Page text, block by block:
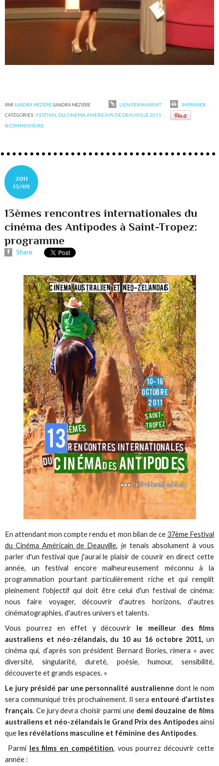
PARSANDRA MÉZIÈRESANDRA MÉZIÈRE LIEN PERMANENT
IMPRIMER
CATÉGORIES : FESTIVAL DU CINEMA AMERICAIN DE DEAUVILLE 2011
0COMMENTAIRE
2011
13/09
13èmes rencontres internationales du
cinéma des Antipodes à Saint-Tropez:
programme
Share
En attendant mon compte rendu et mon bilan de ce 37ème Festival
du Cinéma Américain de Deauville, je tenais absolument à vous
parler d'un festival que j'aurai le plaisir de couvrir en direct cette
année, un festival encore malheureusement méconnu à la
programmation pourtant particulièrement riche et qui remplit
pleinement l'objectif qui doit être celui d'un festival de cinéma:
nous faire voyager, découvrir d'autres horizons, d'autres
cinématographies, d'autres univers et talents.
Vous pourrez en effet y découvrir le meilleur des films
australiens et néo-zélandais, du 10 au 16 octobre 2011, un
cinéma qui, d’après son président Bernard Bories, rimera « avec
diversité, singularité, dureté, poésie, humour, sensibilité,
découverte et grands espaces. »
Le jury présidé par une personnalité australienne dont le nom
sera communiqué très prochainement. Il sera entouré d’artistes
français. Ce jury devra choisir parmi unedemi douzaine de films
australiens et néo-zélandais le Grand Prix des Antipodesainsi
que les révélations masculine et féminine des Antipodes.
Parmi les films en compétition, vous pourrez découvrir cette
année :